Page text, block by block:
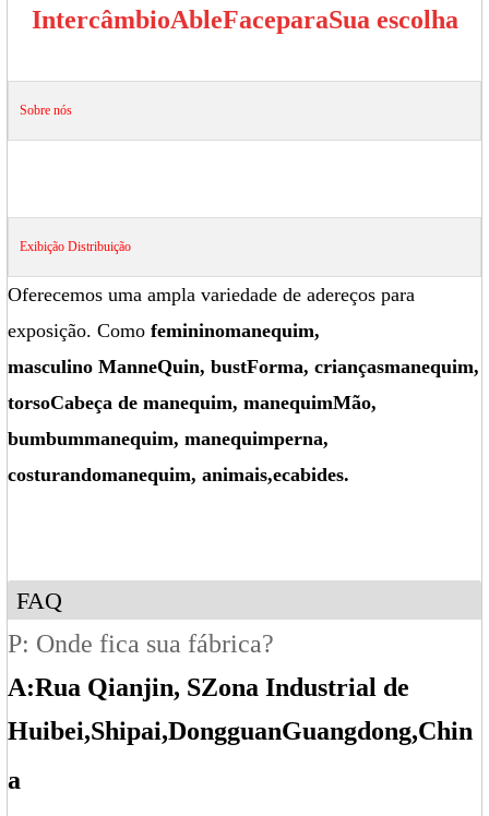
IntercâmbioAbleFaceparaSua escolha
Sobre nós
Exibição Distribuição
Oferecemos uma ampla variedade de adereços para
exposição. Como femininomanequim,
masculino ManneQuin, bustForma, criançasmanequim,
torsoCabeça de manequim, manequimMão,
bumbummanequim, manequimperna,
costurandomanequim, animais,ecabides.
FAQ
P: Onde fica sua fábrica?
A:Rua Qianjin, SZona Industrial de
Huibei,Shipai,DongguanGuangdong,Chin
a